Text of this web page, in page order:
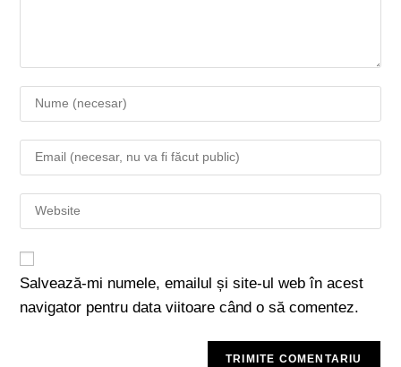
Salvează-mi numele, emailul și site-ul web în acest
navigator pentru data viitoare când o să comentez.